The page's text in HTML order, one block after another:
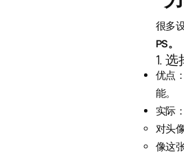
很多
PS。
1.
优点
能。
实际
对头
像这